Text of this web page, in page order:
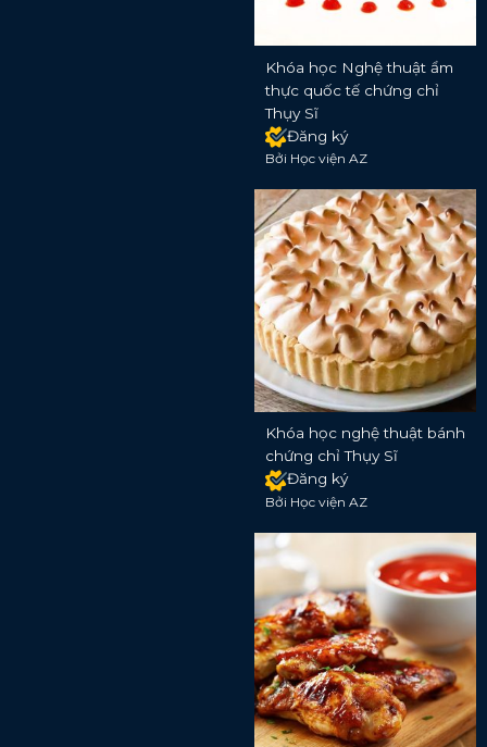
Khóa học Nghệ thuật ẩm
thực quốc tế chứng chỉ
Thụy Sĩ
Đăng ký
Bởi Học viện AZ
Khóa học nghệ thuật bánh
chứng chỉ Thụy Sĩ
Đăng ký
Bởi Học viện AZ